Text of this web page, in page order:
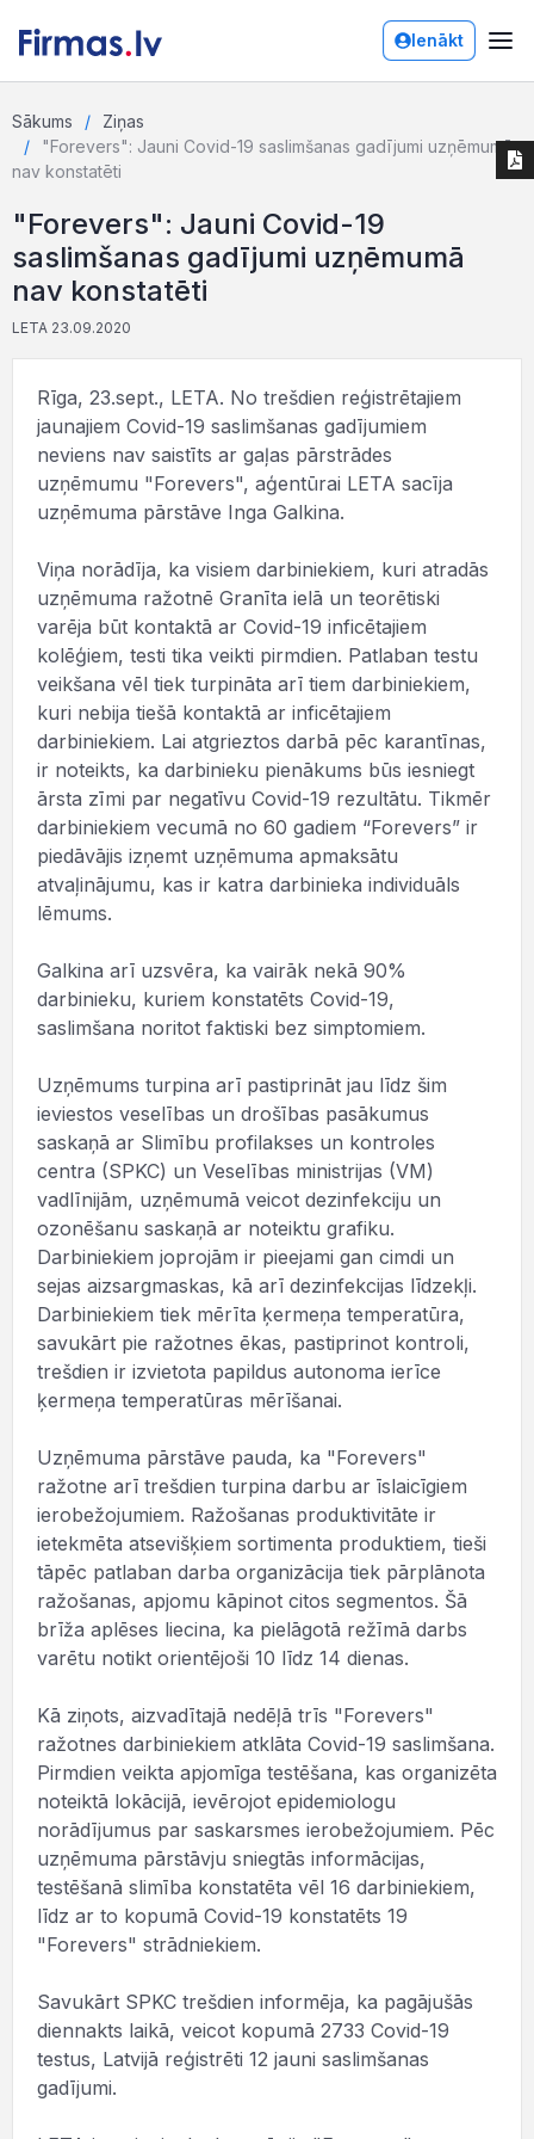
Ienākt
Sākums
Ziņas
"Forevers": Jauni Covid-19 saslimšanas gadījumi uzņēmumā
nav konstatēti
"Forevers": Jauni Covid-19
saslimšanas gadījumi uzņēmumā
nav konstatēti
LETA 23.09.2020
Rīga, 23.sept., LETA. No trešdien reģistrētajiem
jaunajiem Covid-19 saslimšanas gadījumiem
neviens nav saistīts ar gaļas pārstrādes
uzņēmumu "Forevers", aģentūrai LETA sacīja
uzņēmuma pārstāve Inga Galkina.
Viņa norādīja, ka visiem darbiniekiem, kuri atradās
uzņēmuma ražotnē Granīta ielā un teorētiski
varēja būt kontaktā ar Covid-19 inficētajiem
kolēģiem, testi tika veikti pirmdien. Patlaban testu
veikšana vēl tiek turpināta arī tiem darbiniekiem,
kuri nebija tiešā kontaktā ar inficētajiem
darbiniekiem. Lai atgrieztos darbā pēc karantīnas,
ir noteikts, ka darbinieku pienākums būs iesniegt
ārsta zīmi par negatīvu Covid-19 rezultātu. Tikmēr
darbiniekiem vecumā no 60 gadiem “Forevers” ir
piedāvājis izņemt uzņēmuma apmaksātu
atvaļinājumu, kas ir katra darbinieka individuāls
lēmums.
Galkina arī uzsvēra, ka vairāk nekā 90%
darbinieku, kuriem konstatēts Covid-19,
saslimšana noritot faktiski bez simptomiem.
Uzņēmums turpina arī pastiprināt jau līdz šim
ieviestos veselības un drošības pasākumus
saskaņā ar Slimību profilakses un kontroles
centra (SPKC) un Veselības ministrijas (VM)
vadlīnijām, uzņēmumā veicot dezinfekciju un
ozonēšanu saskaņā ar noteiktu grafiku.
Darbiniekiem joprojām ir pieejami gan cimdi un
sejas aizsargmaskas, kā arī dezinfekcijas līdzekļi.
Darbiniekiem tiek mērīta ķermeņa temperatūra,
savukārt pie ražotnes ēkas, pastiprinot kontroli,
trešdien ir izvietota papildus autonoma ierīce
ķermeņa temperatūras mērīšanai.
Uzņēmuma pārstāve pauda, ka "Forevers"
ražotne arī trešdien turpina darbu ar īslaicīgiem
ierobežojumiem. Ražošanas produktivitāte ir
ietekmēta atsevišķiem sortimenta produktiem, tieši
tāpēc patlaban darba organizācija tiek pārplānota
ražošanas, apjomu kāpinot citos segmentos. Šā
brīža aplēses liecina, ka pielāgotā režīmā darbs
varētu notikt orientējoši 10 līdz 14 dienas.
Kā ziņots, aizvadītajā nedēļā trīs "Forevers"
ražotnes darbiniekiem atklāta Covid-19 saslimšana.
Pirmdien veikta apjomīga testēšana, kas organizēta
noteiktā lokācijā, ievērojot epidemiologu
norādījumus par saskarsmes ierobežojumiem. Pēc
uzņēmuma pārstāvju sniegtās informācijas,
testēšanā slimība konstatēta vēl 16 darbiniekiem,
līdz ar to kopumā Covid-19 konstatēts 19
"Forevers" strādniekiem.
Savukārt SPKC trešdien informēja, ka pagājušās
diennakts laikā, veicot kopumā 2733 Covid-19
testus, Latvijā reģistrēti 12 jauni saslimšanas
gadījumi.